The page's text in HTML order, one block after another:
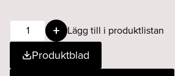
BEAM
Zoom
17W
30°-50°
Lägg till i produktlistan
Produktblad